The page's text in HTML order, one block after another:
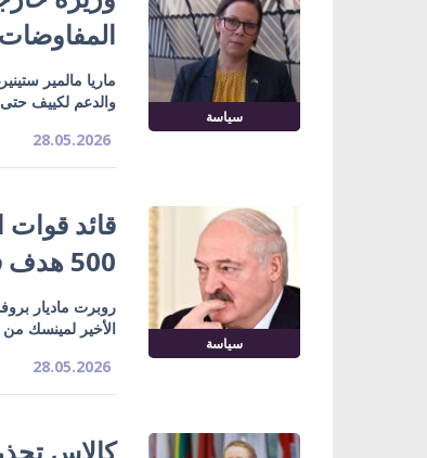
سياسة
ماريا مالمير
والدعم لكييف
28.05.2026
سياسة
قائد قوات
500 هدف في بيلاروسيا جاهزة
روبرت ماديار
الأخير لمينسك
28.05.2026
كالاس